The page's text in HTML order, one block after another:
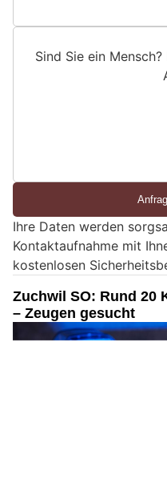
Sind Sie ein
e
i
n
e
n
s
Ihre Daten werden
Kontaktaufnahme mit
kostenlosen
Zuchwil SO: Rund 20
– Zeugen gesucht